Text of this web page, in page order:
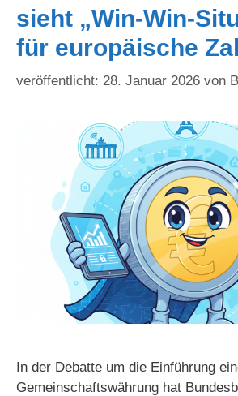
sieht „Win-Win-
für europäische
28. Januar 2026 von
In der Debatte um die Einführung
Gemeinschaftswährung hat